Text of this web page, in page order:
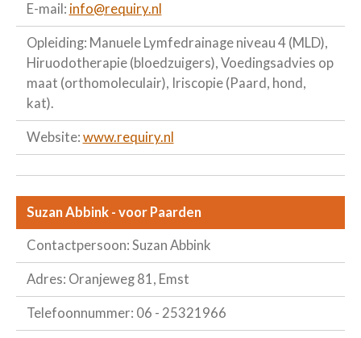
E-mail: info@requiry.nl
Opleiding: Manuele Lymfedrainage niveau 4 (MLD),
Hiruodotherapie (bloedzuigers), Voedingsadvies op
maat (orthomoleculair), Iriscopie (Paard, hond,
kat).
Website: www.requiry.nl
Suzan Abbink - voor Paarden
Contactpersoon: Suzan Abbink
Adres: Oranjeweg 81, Emst
Telefoonnummer: 06 - 25321966